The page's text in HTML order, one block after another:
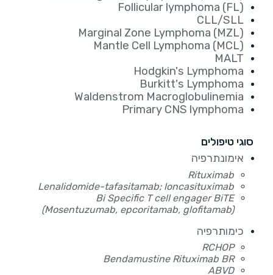
Follicular lymphoma (FL)
CLL/SLL
Marginal Zone Lymphoma (MZL)
Mantle Cell Lymphoma (MCL)
MALT
Hodgkin's Lymphoma
Burkitt's Lymphoma
Waldenstrom Macroglobulinemia
Primary CNS lymphoma
סוגי טיפולים
אימונתרפיה
Rituximab
Lenalidomide-tafasitamab; loncasituximab
Bi Specific T cell engager BiTE
(Mosentuzumab, epcoritamab, glofitamab)
כימותרפיה
RCHOP
Bendamustine Rituximab BR
ABVD